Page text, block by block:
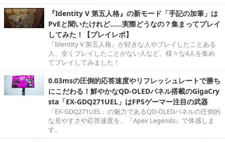
『Identity V 第五人格』の新モード「手記の加筆」は
PvEと聞いたけれど……実際どうなの？集まってプレイ
してみた！【プレイレポ】
『Identity V 第五人格』が好きな人やプレイしたことある
人、全くプレイしたことがない人など、様々な4人を集め
てプレイしてみました！
0.03msの圧倒的応答速度やリフレッシュレートで勝ち
にこだわる！鮮やかなQD-OLEDパネル搭載のGigaCry
sta「EX-GDQ271UEL」はFPSゲーマー注目の武器
「EX-GDQ271UEL」の魅力であるQD-OLEDパネルの圧倒的
な見やすさや応答速度を、『Apex Legends』で体感しま
す。